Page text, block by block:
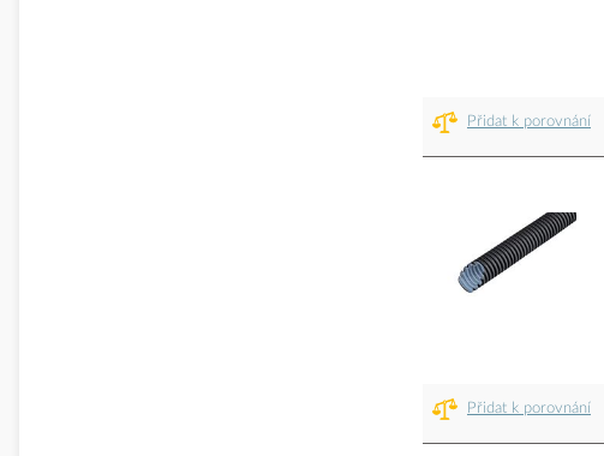
Přidat k porovnání
Přidat k porovnání